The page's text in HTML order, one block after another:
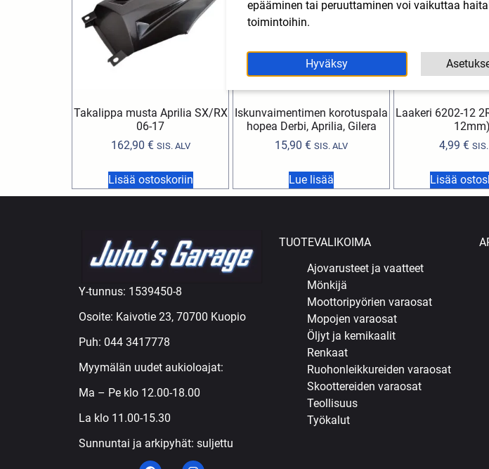
Takalippa musta Aprilia SX/RX
06-17
162,90 € SIS. ALV
Lisää ostoskoriin
Iskunvaimentimen korotuspala
hopea Derbi, Aprilia, Gilera
15,90 € SIS. ALV
Lue lisää
Laakeri 6202-12
12mm)
4,99 €
Lisää
Y-tunnus: 1539450-8
Osoite: Kaivotie 23, 70700 Kuopio
Puh: 044 3417778
Myymälän uudet aukioloajat:
Ma – Pe klo 12.00-18.00
La klo 11.00-15.30
Sunnuntai ja arkipyhät: suljettu
TUOTEVALIKOIMA
Ajovarusteet ja vaatteet
Mönkijä
Moottoripyörien varaosat
Mopojen varaosat
Öljyt ja kemikaalit
Renkaat
Ruohonleikkureiden varaosat
Skoottereiden varaosat
Teollisuus
Työkalut
epääminen tai peruuttaminen voi vaikuttaa
toimintoihin.
Hyväksy